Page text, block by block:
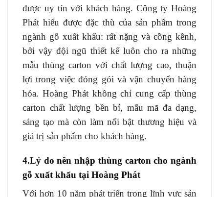
được uy tín với khách hàng. Công ty Hoàng
Phát hiểu được đặc thù của sản phẩm trong
ngành gỗ xuất khẩu: rất nặng và cồng kềnh,
bởi vậy đội ngũ thiết kế luôn cho ra những
mẫu thùng carton với chất lượng cao, thuận
lợi trong việc đóng gói và vận chuyển hàng
hóa. Hoàng Phát không chỉ cung cấp thùng
carton chất lượng bền bỉ, mẫu mã đa dạng,
sáng tạo mà còn làm nổi bật thương hiệu và
giá trị sản phẩm cho khách hàng.
4.Lý do nên nhập thùng carton cho ngành
gỗ xuất khẩu tại Hoàng Phát
Với hơn 10 năm phát triển trong lĩnh vực sản